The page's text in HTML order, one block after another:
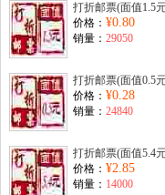
打折邮票(面值1.5
价格： ¥0.80
销量： 29050
打折邮票(面值0.5
价格： ¥0.28
销量： 24840
打折邮票(面值5.4
价格： ¥2.85
销量： 14000